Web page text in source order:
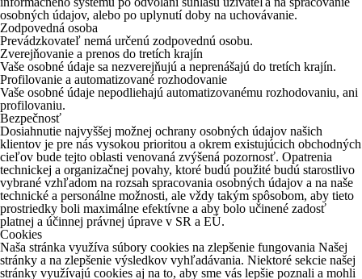
osobných údajov, alebo po uplynutí doby na uchovávanie.
Zodpovedná osoba
Prevádzkovateľ nemá určenú zodpovednú osobu.
Zverejňovanie a prenos do tretích krajín
Vaše osobné údaje sa nezverejňujú a neprenášajú do tretích krajín.
Profilovanie a automatizované rozhodovanie
Vaše osobné údaje nepodliehajú automatizovanému rozhodovaniu, ani
profilovaniu.
Bezpečnosť
Dosiahnutie najvyššej možnej ochrany osobných údajov našich
klientov je pre nás vysokou prioritou a okrem existujúcich obchodných
cieľov bude tejto oblasti venovaná zvýšená pozornosť. Opatrenia
technickej a organizačnej povahy, ktoré budú použité budú starostlivo
vybrané vzhľadom na rozsah spracovania osobných údajov a na naše
technické a personálne možnosti, ale vždy takým spôsobom, aby tieto
prostriedky boli maximálne efektívne a aby bolo učinené zadosť
platnej a účinnej právnej úprave v SR a EÚ.
Cookies
Naša stránka využíva súbory cookies na zlepšenie fungovania Našej
stránky a na zlepšenie výsledkov vyhľadávania. Niektoré sekcie našej
stránky využívajú cookies aj na to, aby sme vás lepšie poznali a mohli